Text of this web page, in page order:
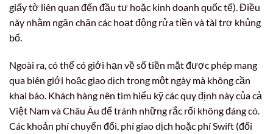
giấy tờ liên quan đến đầu tư hoặc kinh doanh quốc tế). Điều
này nhằm ngăn chặn các hoạt động rửa tiền và tài trợ khủng
bố.
Ngoài ra, có thể có giới hạn về số tiền mặt được phép mang
qua biên giới hoặc giao dịch trong một ngày mà không cần
khai báo. Khách hàng nên tìm hiểu kỹ các quy định này của cả
Việt Nam và Châu Âu để tránh những rắc rối không đáng có.
Các khoản phí chuyển đổi, phí giao dịch hoặc phí Swift (đối